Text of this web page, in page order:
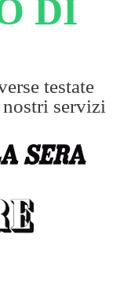
DI
testate
servizi